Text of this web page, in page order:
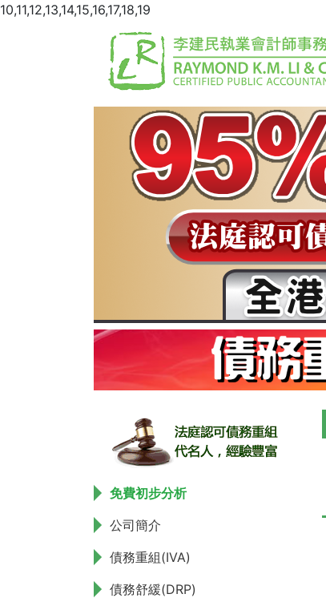
10,11,12,13,14,15,16,17,18,19
免費初步分析
公司簡介
債務重組(IVA)
債務舒緩(DRP)